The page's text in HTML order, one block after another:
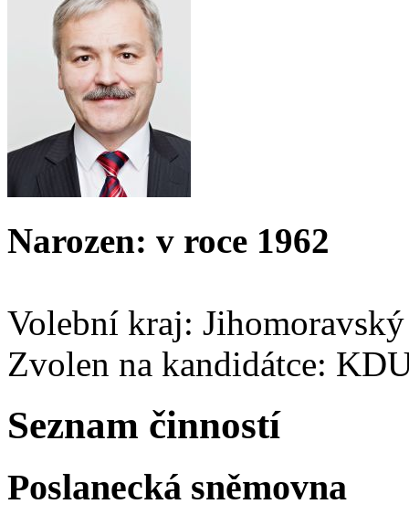
Narozen: v roce 1962
Volební kraj: Jihomoravský
Zvolen na kandidátce:
Seznam činností
Poslanecká sněmovna